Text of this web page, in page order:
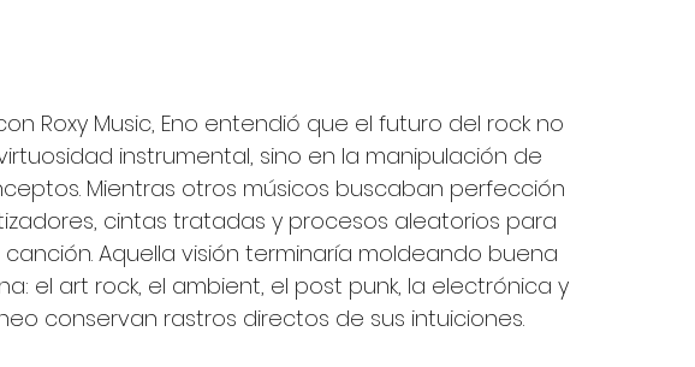
Roxy Music, Eno entendió que el futuro del rock no
instrumental, sino en la manipulación de
Mientras otros músicos buscaban perfección
cintas tratadas y procesos aleatorios para
Aquella visión terminaría moldeando buena
el art rock, el ambient, el post punk, la electrónica y
conservan rastros directos de sus intuiciones.